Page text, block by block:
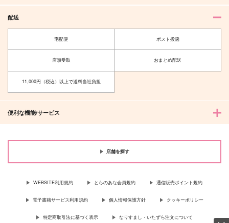
配送
宅配便 ポスト投函
店頭受取 おまとめ配送
11,000円（税込）以上で送料当社負担
便利な機能/サービス
店舗を探す
WEBSITE利用規約 とらのあな会員規約 通信販売ポイント規約
電子書籍サービス利用規約 個人情報保護方針 クッキーポリシー
特定商取引法に基づく表示 なりすまし・いたずら注文について